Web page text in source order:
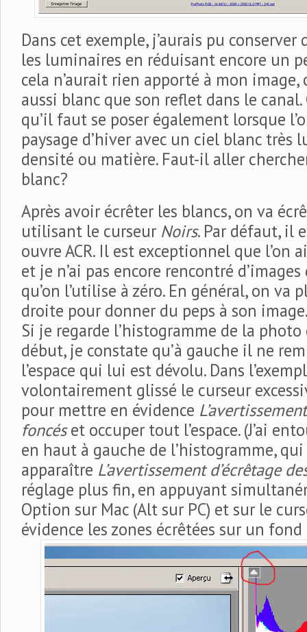
Dans cet exemple, j’aurais pu
les luminaires en réduisant encore un
cela n’aurait rien apporté à mon
aussi blanc que son reflet dans le canal.
qu’il faut se poser également lorsque
paysage d’hiver avec un ciel blanc très
densité ou matière. Faut-il aller
blanc?
Après avoir écrêter les blancs, on va
utilisant le curseur Noirs. Par défaut, il
ouvre ACR. Il est exceptionnel que l’on
et je n’ai pas encore rencontré
qu’on l’utilise à zéro. En général, on va
droite pour donner du peps à son
Si je regarde l’histogramme de la
début, je constate qu’à gauche il ne
l’espace qui lui est dévolu. Dans
volontairement glissé le curseur
pour mettre en évidence
foncéset occuper tout l’espace. (J’ai
en haut à gauche de l’histogramme,
apparaître L’avertissement d’écrêtage
réglage plus fin, en appuyant
Option sur Mac (Alt sur PC) et sur le
évidence les zones écrêtées sur un fond